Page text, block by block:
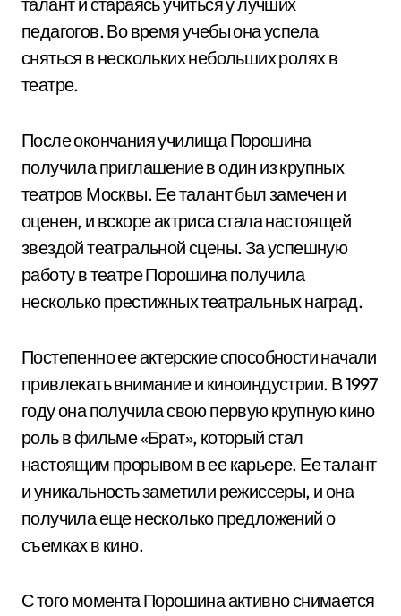
педагогов. Во время учебы она успела
сняться в нескольких небольших ролях в
театре.
После окончания училища Порошина
получила приглашение в один из крупных
театров Москвы. Ее талант был замечен и
оценен, и вскоре актриса стала настоящей
звездой театральной сцены. За успешную
работу в театре Порошина получила
несколько престижных театральных наград.
Постепенно ее актерские способности начали
привлекать внимание и киноиндустрии. В 1997
году она получила свою первую крупную кино
роль в фильме «Брат», который стал
настоящим прорывом в ее карьере. Ее талант
и уникальность заметили режиссеры, и она
получила еще несколько предложений о
съемках в кино.
С того момента Порошина активно снимается